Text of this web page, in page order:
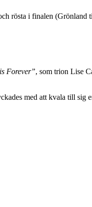
rösta i finalen (Grönland
Forever”, som trion Lise
med att kvala till sig